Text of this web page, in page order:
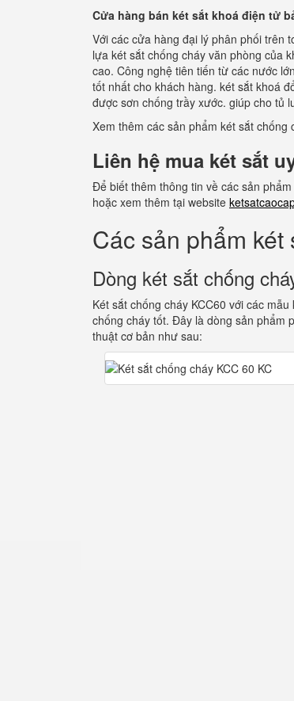
Cửa hàng bán két sắt khoá điện tử
Với các cửa hàng đại lý phân phối trên
lựa két sắt chống cháy văn phòng của
cao. Công nghệ tiên tiến từ các nước
tốt nhất cho khách hàng. két sắt khoá
được sơn chống trầy xước. giúp cho tủ
Xem thêm các sản phẩm két sắt chống
Liên hệ mua két sắt
Để biết thêm thông tin về các sản
hoặc xem thêm tại website
Các sản phẩm
Dòng két sắt chống
Két sắt chống cháy KCC60 với các
chống cháy tốt. Đây là dòng sản phẩm
thuật cơ bản như sau: